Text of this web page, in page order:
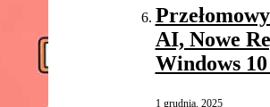
AI, Nowe
Windows
1 grudnia, 2025